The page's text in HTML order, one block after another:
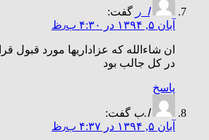
ا_ر گفت:
آبان ۵, ۱۳۹۴ در ۴:۳۰ ب٫ظ
ان شاءالله که عزاداریها مورد قبول
در کل جالب بود
پاسخ
ا.ب گفت:
آبان ۵, ۱۳۹۴ در ۴:۳۷ ب٫ظ